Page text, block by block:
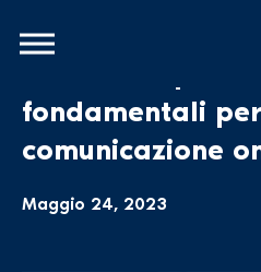
fondamentali
comunicazione
Maggio 24, 2023